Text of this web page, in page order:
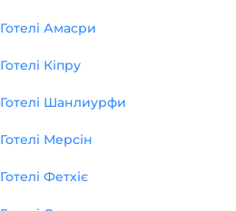
Готелі Амасри
Готелі Кіпру
Готелі Шанлиурфи
Готелі Мерсін
Готелі Фетхіє